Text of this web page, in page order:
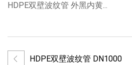
HDPE双壁波纹管 外黑内黄...
HDPE双壁波纹管 DN1000